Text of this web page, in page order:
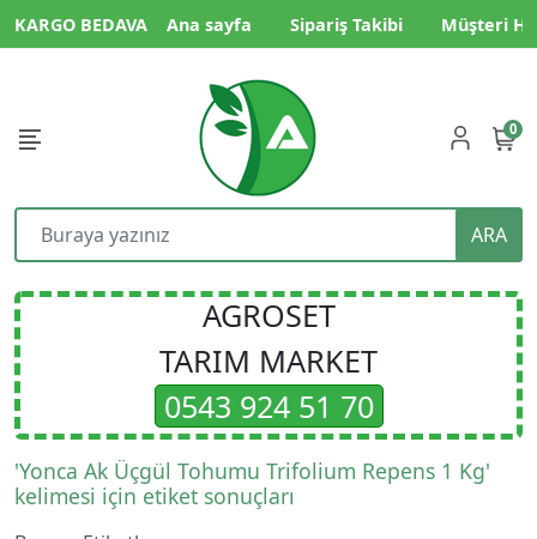
KARGO BEDAVA Ana sayfa Sipariş Takibi Müşteri
ARA
0
AGROSET
TARIM MARKET
0543 924 51 70
'Yonca Ak Üçgül Tohumu Trifolium Repens 1 Kg'
kelimesi için etiket sonuçları